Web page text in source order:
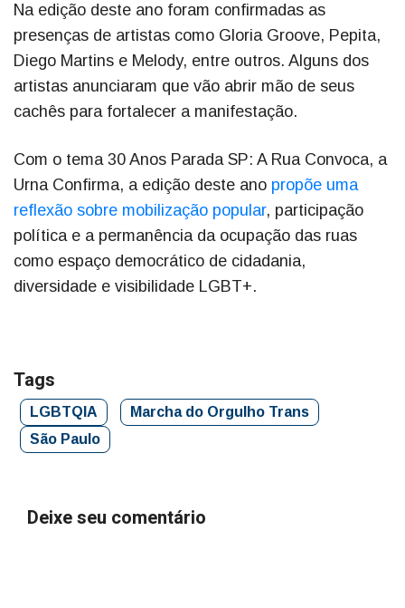
Na edição deste ano foram confirmadas as
presenças de artistas como Gloria Groove, Pepita,
Diego Martins e Melody, entre outros. Alguns dos
artistas anunciaram que vão abrir mão de seus
cachês para fortalecer a manifestação.
Com o tema 30 Anos Parada SP: A Rua Convoca, a
Urna Confirma, a edição deste ano propõe uma
reflexão sobre mobilização popular, participação
política e a permanência da ocupação das ruas
como espaço democrático de cidadania,
diversidade e visibilidade LGBT+.
Tags
LGBTQIA
Marcha do Orgulho Trans
São Paulo
Deixe seu comentário